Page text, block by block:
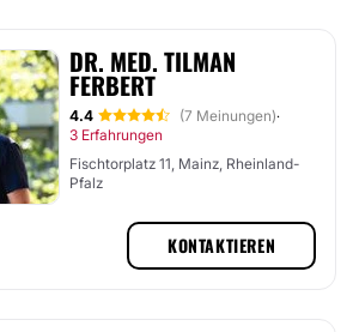
DR. MED. TILMAN
FERBERT
4.4 (7 Meinungen)·
3 Erfahrungen
Fischtorplatz 11, Mainz, Rheinland-
Pfalz
KONTAKTIEREN